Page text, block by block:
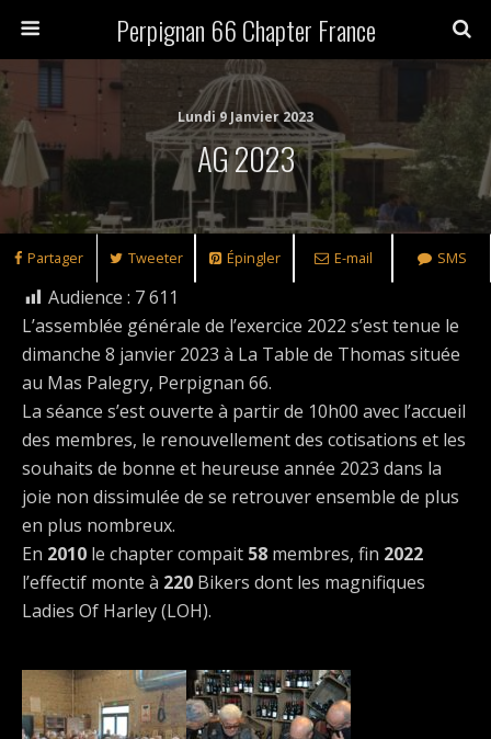
Perpignan 66 Chapter France
Lundi 9 Janvier 2023
AG 2023
Partager Tweeter Épingler E-mail SMS
Audience : 7 611
L’assemblée générale de l’exercice 2022 s’est tenue le
dimanche 8 janvier 2023 à La Table de Thomas située
au Mas Palegry, Perpignan 66.
La séance s’est ouverte à partir de 10h00 avec l’accueil
des membres, le renouvellement des cotisations et les
souhaits de bonne et heureuse année 2023 dans la
joie non dissimulée de se retrouver ensemble de plus
en plus nombreux.
En 2010 le chapter compait 58 membres, fin 2022
l’effectif monte à 220 Bikers dont les magnifiques
Ladies Of Harley (LOH).